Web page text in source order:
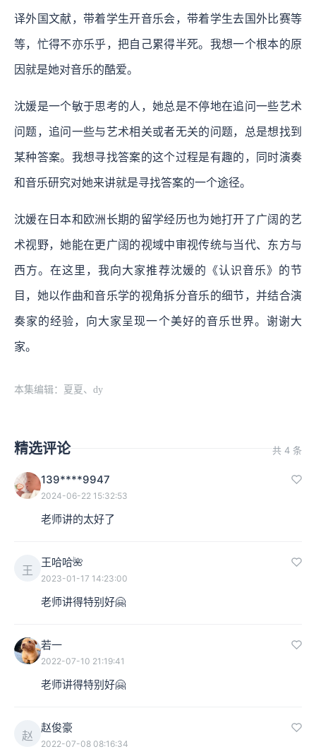
译外国文献，带着学生开音乐会，带着学生去国外比赛等
等，忙得不亦乐乎，把自己累得半死。我想一个根本的原
因就是她对音乐的酷爱。
沈媛是一个敏于思考的人，她总是不停地在追问一些艺术
问题，追问一些与艺术相关或者无关的问题，总是想找到
某种答案。我想寻找答案的这个过程是有趣的，同时演奏
和音乐研究对她来讲就是寻找答案的一个途径。
沈媛在日本和欧洲长期的留学经历也为她打开了广阔的艺
术视野，她能在更广阔的视域中审视传统与当代、东方与
西方。在这里，我向大家推荐沈媛的《认识音乐》的节
目，她以作曲和音乐学的视角拆分音乐的细节，并结合演
奏家的经验，向大家呈现一个美好的音乐世界。谢谢大
家。
本集编辑：夏夏、dy
精选评论 共 4 条
139****9947
2024-06-22 15:32:53
老师讲的太好了
王
王哈哈🌺
2023-01-17 14:23:00
老师讲得特别好🤗
若一
2022-07-10 21:19:41
老师讲得特别好🤗
赵
赵俊豪
2022-07-08 08:16:34